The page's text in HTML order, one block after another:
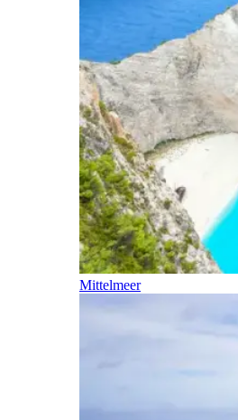
Mittelmeer